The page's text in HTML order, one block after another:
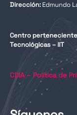
Dirección: Edmundo
Centro
Tecnológicas – IIT
CDIA – Política de